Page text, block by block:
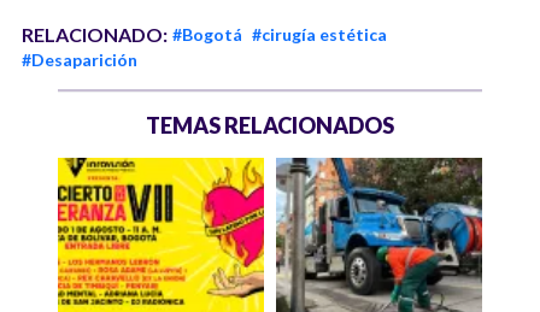
RELACIONADO: #Bogotá #cirugía estética
#Desaparición
TEMAS RELACIONADOS